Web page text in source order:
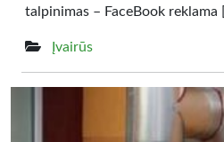
talpinimas – FaceBook reklama
Įvairūs